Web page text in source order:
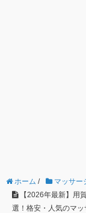
ホーム / マッサー
【2026年最新】用
選！格安・人気のマ